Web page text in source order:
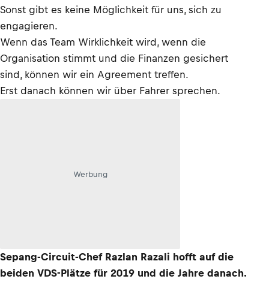
Sonst gibt es keine Möglichkeit für uns, sich zu
engagieren.
Wenn das Team Wirklichkeit wird, wenn die
Organisation stimmt und die Finanzen gesichert
sind, können wir ein Agreement treffen.
Erst danach können wir über Fahrer sprechen.
Werbung
Sepang-Circuit-Chef Razlan Razali hofft auf die
beiden VDS-Plätze für 2019 und die Jahre danach.